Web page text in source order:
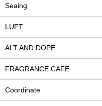
Seaing
LUFT
ALT AND DOPE
FRAGRANCE CAFE
Coordinate